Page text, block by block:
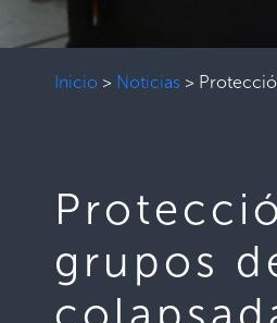
Inicio > Noticias >
grupos